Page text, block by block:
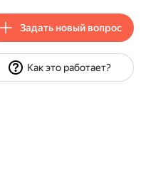
Задать новый вопрос
Как это работает?